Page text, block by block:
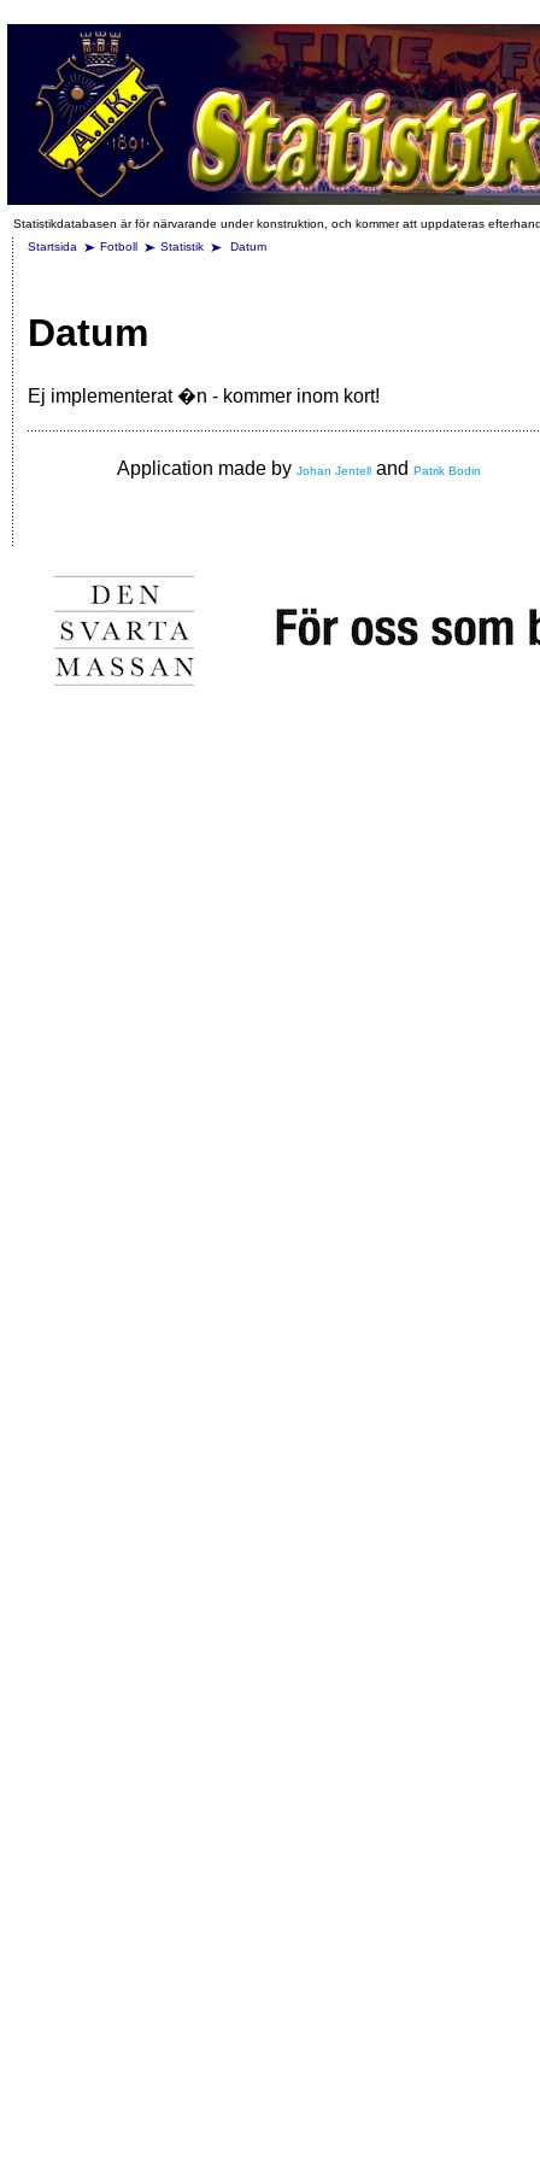
Statistikdatabasen är för närvarande under konstruktion, och kommer att uppdateras
Startsida
Fotboll Statistik Datum
Datum
Ej implementerat �n - kommer inom kort!
Application made by Johan Jentell and Patrik Bodin